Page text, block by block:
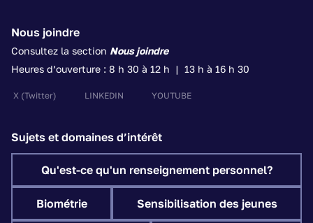
Nous joindre
Consultez la section Nous joindre
Heures d’ouverture : 8 h 30 à 12 h | 13 h à 16 h 30
X (Twitter) LINKEDIN YOUTUBE
Sujets et domaines d’intérêt
Qu'est-ce qu'un renseignement personnel?
Biométrie Sensibilisation des jeunes